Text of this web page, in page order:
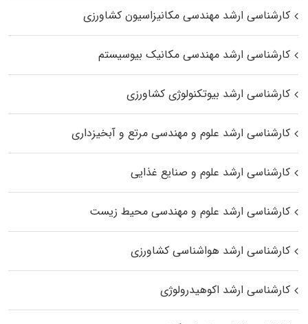
کارشناسی ارشد مهندسی مکانیزاسیون کشاورزی
کارشناسی ارشد مهندسی مکانیک بیوسیستم
کارشناسی ارشد بیوتکنولوژی کشاورزی
کارشناسی ارشد علوم و مهندسی مرتع و آبخیزداری
کارشناسی ارشد علوم و صنایع غذایی
کارشناسی ارشد علوم و مهندسی محیط زیست
کارشناسی ارشد هواشناسی کشاورزی
کارشناسی ارشد اکوهیدرولوژی